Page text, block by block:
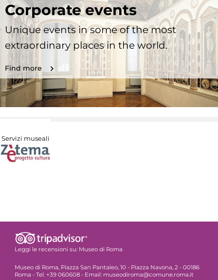
Corporate events
Unique events in some of the most
extraordinary places in the world.
Find more
Servizi museali
Leggi le recensioni su: Museo di Roma
Museo di Roma, Piazza San Pantaleo, 10 - Piazza Navona, 2 - 00186
Roma - Tel. +39 060608 - Email: museodiroma@comune.roma.it